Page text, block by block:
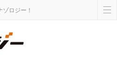
ロジー！